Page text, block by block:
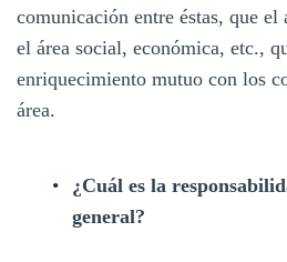
comunicación entre éstas, que el
el área social, económica, etc.,
enriquecimiento mutuo con los
área.
¿Cuál es la
general?